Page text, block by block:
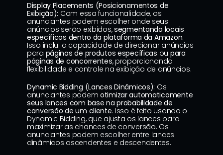
Display Placements (Posicionamentos de
Exibição): Com essa funcionalidade, os
anunciantes podem escolher onde seus
anúncios serão exibidos, segmentando locais
específicos dentro da plataforma da Amazon.
Isso inclui a capacidade de direcionar anúncios
para páginas de produtos específicas ou para
páginas de concorrentes, proporcionando
flexibilidade e controle na exibição de anúncios.
Dynamic Bidding (Lances Dinâmicos): Os
anunciantes podem otimizar automaticamente
seus lances com base na probabilidade de
conversão de um cliente. Isso é feito usando o
Dynamic Bidding, que ajusta os lances para
maximizar as chances de conversão. Os
anunciantes podem escolher entre lances
dinâmicos ascendentes e descendentes.